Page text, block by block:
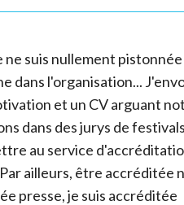
ne suis nullement
dans l'organisation...
et un CV arguant
dans des jurys de
au service
ailleurs, être accréditée
presse, je suis accréditée